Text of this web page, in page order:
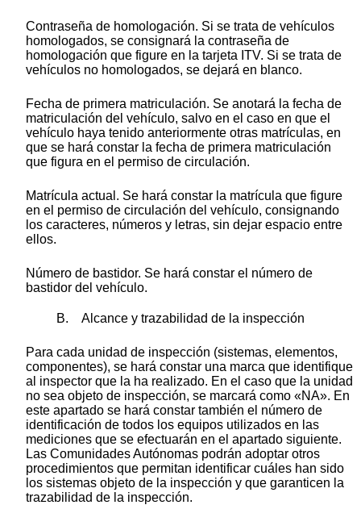
Contraseña de homologación. Si se trata de vehículos
homologados, se consignará la contraseña de
homologación que figure en la tarjeta ITV. Si se trata de
vehículos no homologados, se dejará en blanco.
Fecha de primera matriculación. Se anotará la fecha de
matriculación del vehículo, salvo en el caso en que el
vehículo haya tenido anteriormente otras matrículas, en
que se hará constar la fecha de primera matriculación
que figura en el permiso de circulación.
Matrícula actual. Se hará constar la matrícula que figure
en el permiso de circulación del vehículo, consignando
los caracteres, números y letras, sin dejar espacio entre
ellos.
Número de bastidor. Se hará constar el número de
bastidor del vehículo.
B. Alcance y trazabilidad de la inspección
Para cada unidad de inspección (sistemas, elementos,
componentes), se hará constar una marca que identifique
al inspector que la ha realizado. En el caso que la unidad
no sea objeto de inspección, se marcará como «NA». En
este apartado se hará constar también el número de
identificación de todos los equipos utilizados en las
mediciones que se efectuarán en el apartado siguiente.
Las Comunidades Autónomas podrán adoptar otros
procedimientos que permitan identificar cuáles han sido
los sistemas objeto de la inspección y que garanticen la
trazabilidad de la inspección.